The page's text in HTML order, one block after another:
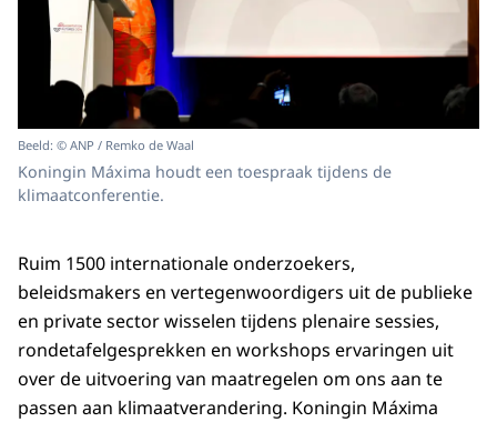
Beeld: © ANP / Remko de Waal
Koningin Máxima houdt een toespraak tijdens de
klimaatconferentie.
Ruim 1500 internationale onderzoekers,
beleidsmakers en vertegenwoordigers uit de publieke
en private sector wisselen tijdens plenaire sessies,
rondetafelgesprekken en workshops ervaringen uit
over de uitvoering van maatregelen om ons aan te
passen aan klimaatverandering. Koningin Máxima